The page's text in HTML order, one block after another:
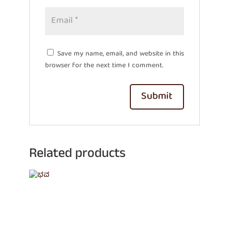
Save my name, email, and website in this
browser for the next time I comment.
Related products